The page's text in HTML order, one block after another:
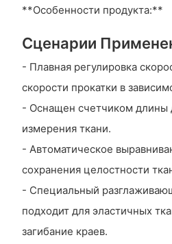
**Особенности продукта:**
Сценарии
- Плавная регулировка
скорости прокатки в
- Оснащен счетчиком длины
измерения ткани.
- Автоматическое
сохранения целостности
- Специальный
подходит для эластичных
загибание краев.